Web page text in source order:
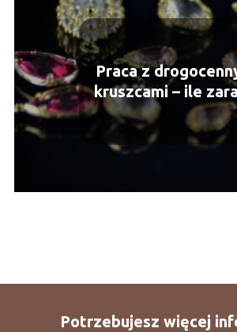
Praca z
kruszcami – ile
jubiler i jaką ma
Potrzebujesz więcej